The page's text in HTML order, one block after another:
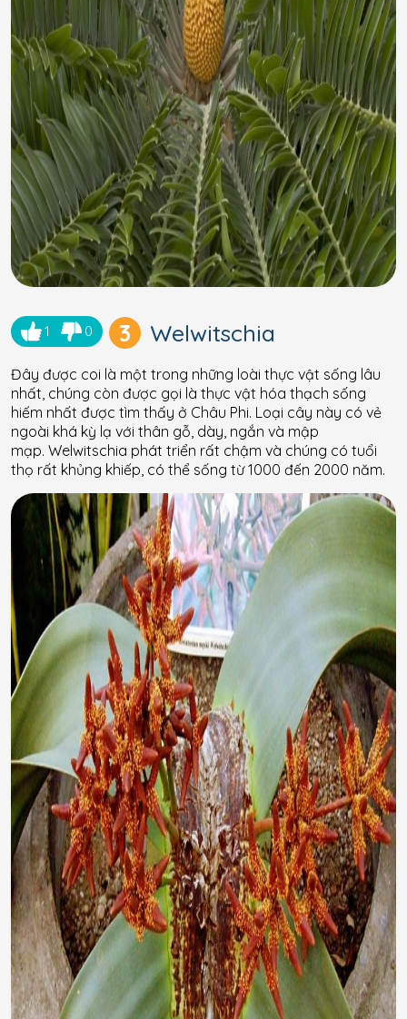
1 0 3 Welwitschia
Đây được coi là một trong những loài thực vật sống lâu
nhất, chúng còn được gọi là thực vật hóa thạch sống
hiếm nhất được tìm thấy ở Châu Phi. Loại cây này có vẻ
ngoài khá kỳ lạ với thân gỗ, dày, ngắn và mập
mạp. Welwitschia phát triển rất chậm và chúng có tuổi
thọ rất khủng khiếp, có thể sống từ 1000 đến 2000 năm.